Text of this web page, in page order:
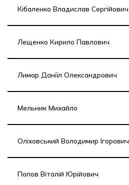
Кібаленко Владислав Сергійович
Лещенко Кирило Павлович
Лимар Даніїл Олександрович
Мельник Михайло
Оліховський Володимир Ігорович
Попов Віталій Юрійович